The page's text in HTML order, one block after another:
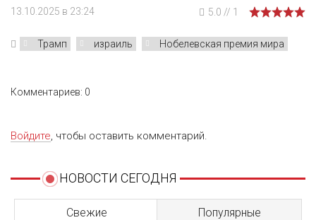
13.10.2025 в 23:24 5.0 // 1
Трамп израиль Нобелевская премия мира
Комментариев: 0
Войдите, чтобы оставить комментарий.
НОВОСТИ СЕГОДНЯ
Свежие Популярные